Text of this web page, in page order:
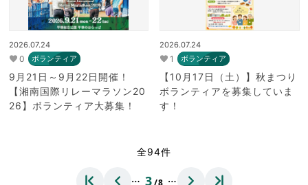
2026.07.24
0 ボランティア
9月21日～9月22日開催！
【湘南国際リレーマラソン20
26】ボランティア大募集！
2026.07.24
1 ボランティア
【10月17日（土）】秋まつり
ボランティアを募集していま
す！
全94件
… 3/8 …